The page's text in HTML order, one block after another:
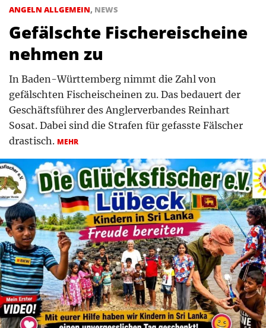
ANGELN ALLGEMEIN, NEWS
Gefälschte Fischereischeine
nehmen zu
In Baden-Württemberg nimmt die Zahl von
gefälschten Fischeischeinen zu. Das bedauert der
Geschäftsführer des Anglerverbandes Reinhart
Sosat. Dabei sind die Strafen für gefasste Fälscher
drastisch. MEHR